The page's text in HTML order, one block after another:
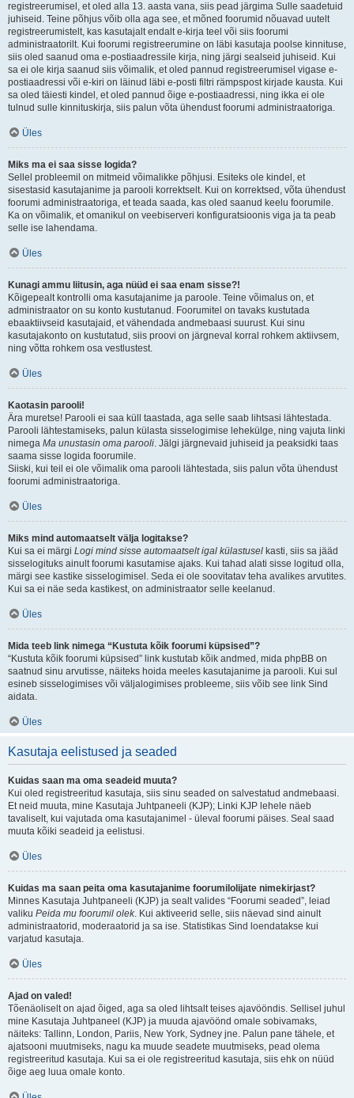
registreerumisel, et oled alla 13. aasta vana, siis pead järgima Sulle saadetuid
juhiseid. Teine põhjus võib olla aga see, et mõned foorumid nõuavad uutelt
registreerumistelt, kas kasutajalt endalt e-kirja teel või siis foorumi
administraatorilt. Kui foorumi registreerumine on läbi kasutaja poolse kinnituse,
siis oled saanud oma e-postiaadressile kirja, ning järgi sealseid juhiseid. Kui
sa ei ole kirja saanud siis võimalik, et oled pannud registreerumisel vigase e-
postiaadressi või e-kiri on läinud läbi e-posti filtri rämpspost kirjade kausta. Kui
sa oled täiesti kindel, et oled pannud õige e-postiaadressi, ning ikka ei ole
tulnud sulle kinnituskirja, siis palun võta ühendust foorumi administraatoriga.
Üles
Miks ma ei saa sisse logida?
Sellel probleemil on mitmeid võimalikke põhjusi. Esiteks ole kindel, et
sisestasid kasutajanime ja parooli korrektselt. Kui on korrektsed, võta ühendust
foorumi administraatoriga, et teada saada, kas oled saanud keelu foorumile.
Ka on võimalik, et omanikul on veebiserveri konfiguratsioonis viga ja ta peab
selle ise lahendama.
Üles
Kunagi ammu liitusin, aga nüüd ei saa enam sisse?!
Kõigepealt kontrolli oma kasutajanime ja paroole. Teine võimalus on, et
administraator on su konto kustutanud. Foorumitel on tavaks kustutada
ebaaktiivseid kasutajaid, et vähendada andmebaasi suurust. Kui sinu
kasutajakonto on kustutatud, siis proovi on järgneval korral rohkem aktiivsem,
ning võtta rohkem osa vestlustest.
Üles
Kaotasin parooli!
Ära muretse! Parooli ei saa küll taastada, aga selle saab lihtsasi lähtestada.
Parooli lähtestamiseks, palun külasta sisselogimise lehekülge, ning vajuta linki
nimega Ma unustasin oma parooli. Jälgi järgnevaid juhiseid ja peaksidki taas
saama sisse logida foorumile.
Siiski, kui teil ei ole võimalik oma parooli lähtestada, siis palun võta ühendust
foorumi administraatoriga.
Üles
Miks mind automaatselt välja logitakse?
Kui sa ei märgi Logi mind sisse automaatselt igal külastusel kasti, siis sa jääd
sisselogituks ainult foorumi kasutamise ajaks. Kui tahad alati sisse logitud olla,
märgi see kastike sisselogimisel. Seda ei ole soovitatav teha avalikes arvutites.
Kui sa ei näe seda kastikest, on administraator selle keelanud.
Üles
Mida teeb link nimega “Kustuta kõik foorumi küpsised”?
“Kustuta kõik foorumi küpsised” link kustutab kõik andmed, mida phpBB on
saatnud sinu arvutisse, näiteks hoida meeles kasutajanime ja parooli. Kui sul
esineb sisselogimises või väljalogimises probleeme, siis võib see link Sind
aidata.
Üles
Kasutaja eelistused ja seaded
Kuidas saan ma oma seadeid muuta?
Kui oled registreeritud kasutaja, siis sinu seaded on salvestatud andmebaasi.
Et neid muuta, mine Kasutaja Juhtpaneeli (KJP); Linki KJP lehele näeb
tavaliselt, kui vajutada oma kasutajanimel - üleval foorumi päises. Seal saad
muuta kõiki seadeid ja eelistusi.
Üles
Kuidas ma saan peita oma kasutajanime foorumilolijate nimekirjast?
Minnes Kasutaja Juhtpaneeli (KJP) ja sealt valides “Foorumi seaded”, leiad
valiku Peida mu foorumil olek. Kui aktiveerid selle, siis näevad sind ainult
administraatorid, moderaatorid ja sa ise. Statistikas Sind loendatakse kui
varjatud kasutaja.
Üles
Ajad on valed!
Tõenäoliselt on ajad õiged, aga sa oled lihtsalt teises ajavööndis. Sellisel juhul
mine Kasutaja Juhtpaneel (KJP) ja muuda ajavöönd omale sobivamaks,
näiteks: Tallinn, London, Pariis, New York, Sydney jne. Palun pane tähele, et
ajatsooni muutmiseks, nagu ka muude seadete muutmiseks, pead olema
registreeritud kasutaja. Kui sa ei ole registreeritud kasutaja, siis ehk on nüüd
õige aeg luua omale konto.